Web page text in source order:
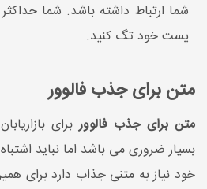
پست خود تگ کنید.
متن برای جذب فالوور
متن برای جذب فالووربرای
بسیار ضروری می باشد اما نباید
خود نیاز به متنی جذاب دارد برای